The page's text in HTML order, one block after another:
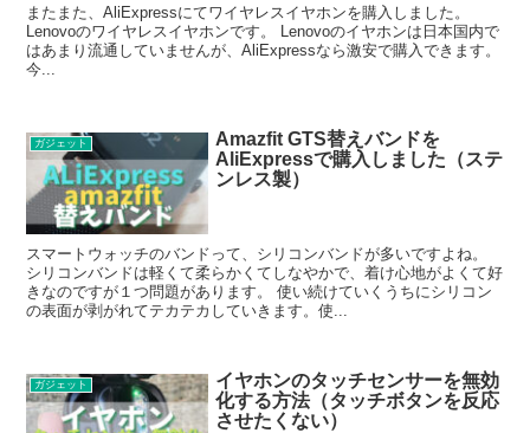
またまた、AliExpressにてワイヤレスイヤホンを購入しました。
Lenovoのワイヤレスイヤホンです。 Lenovoのイヤホンは日本国内で
はあまり流通していませんが、AliExpressなら激安で購入できます。
今...
ガジェット
Amazfit GTS替えバンドを
AliExpressで購入しました（ステ
ンレス製）
スマートウォッチのバンドって、シリコンバンドが多いですよね。
シリコンバンドは軽くて柔らかくてしなやかで、着け心地がよくて好
きなのですが１つ問題があります。 使い続けていくうちにシリコン
の表面が剥がれてテカテカしていきます。使...
ガジェット
イヤホンのタッチセンサーを無効
化する方法（タッチボタンを反応
させたくない）